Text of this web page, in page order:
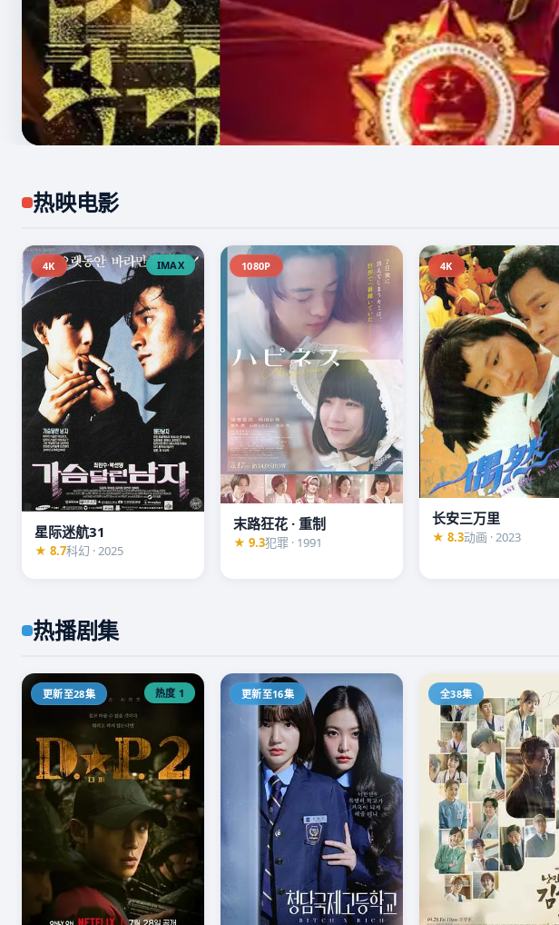
🎬 高分必看
深渊回响
★ 9.52025 · 悬疑 · 16集 1080P
十年前的旧案卷宗被翻开，菜鸟刑警与退休犯罪心理专家联手追查。每一层真
相背后，都是更深的深渊。豆瓣开分9.5，年度神作。
热映电影
4K IMAX
星际迷航31
★ 8.7科幻 · 2025
1080P
末路狂花 · 重制
★ 9.3犯罪 · 1991
4K
长安三万里
★ 8.3动画 · 2023
热播剧集
更新至28集 热度 1 更新至16集 全38集